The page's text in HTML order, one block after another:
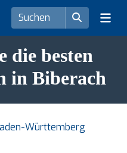
die besten
in Biberach
Württemberg